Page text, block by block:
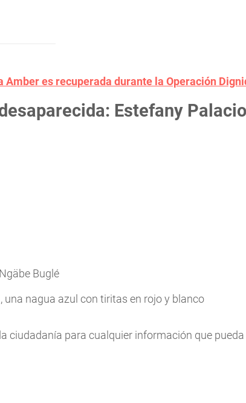
Amber es recuperada durante la Operación
Estefany
Buglé
una nagua azul con tiritas en rojo y blanco
ciudadanía para cualquier información que